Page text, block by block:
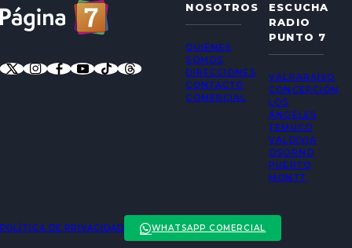
NOSOTROS
QUIÉNES
SOMOS
DIRECCIONES
CONTACTO
COMERCIAL
ESCUCHA
RADIO
PUNTO 7
VALPARAÍSO
CONCEPCIÓN
LOS
ÁNGELES
TEMUCO
VALDIVIA
OSORNO
PUERTO
MONTT
POLÍTICA DE PRIVACIDAD WHATSAPP COMERCIAL